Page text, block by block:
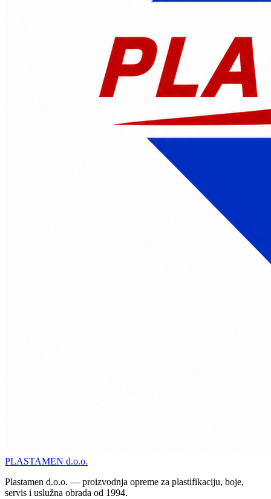
PLASTAMEN d.o.o.
Plastamen d.o.o. — proizvodnja opreme za plastifikaciju, boje,
servis i uslužna obrada od 1994.